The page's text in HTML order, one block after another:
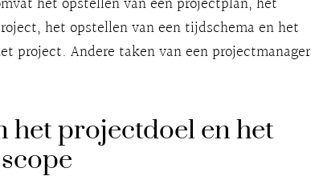
het opstellen van een tijdschema en het
project. Andere taken van een projectmanager
het projectdoel en het